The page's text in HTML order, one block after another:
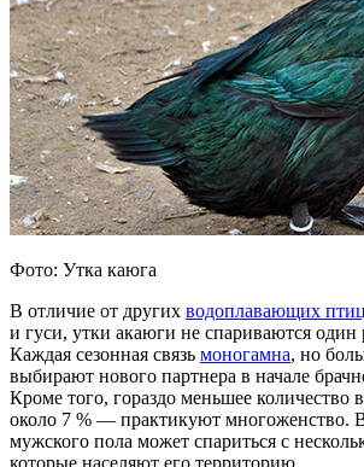
Фото: Утка каюга
В отличие от других водоплавающих птиц
и гуси, утки акаюги не спариваются один
Каждая сезонная связь моногамна, но
выбирают нового партнера в начале
Кроме того, гораздо меньшее
около 7 % — практикуют многоженство. В
мужского пола может спариться с